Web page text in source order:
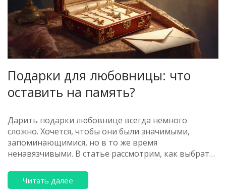
Подарки для любовницы: что
оставить на память?
Дарить подарки любовнице всегда немного
сложно. Хочется, чтобы они были значимыми,
запоминающимися, но в то же время
ненавязчивыми. В статье рассмотрим, как выбрать
персонализированных мелочей. Обсудим, как
правильно выразить свои чувства через подарок,
Читать далее